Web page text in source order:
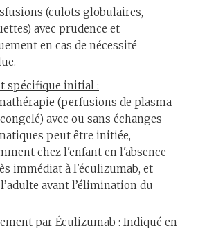
(culots globulaires,
avec prudence et
en cas de nécessité
spécifique initial :
(perfusions de plasma
avec ou sans échanges
peut être initiée,
chez l'enfant en l'absence
immédiat à l'éculizumab, et
avant l’élimination du
par Éculizumab : Indiqué en